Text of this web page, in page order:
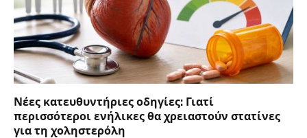
Νέες κατευθυντήριες οδηγίες: Γιατί
περισσότεροι ενήλικες θα χρειαστούν στατίνες
για τη χοληστερόλη